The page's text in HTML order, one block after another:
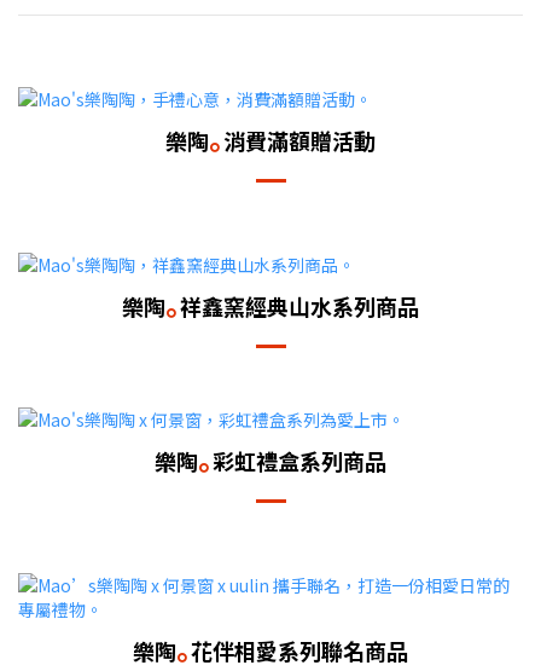
樂陶｡消費滿額贈活動
樂陶｡祥鑫窯經典山水系列商品
樂陶｡彩虹禮盒系列商品
樂陶｡花伴相愛系列聯名商品